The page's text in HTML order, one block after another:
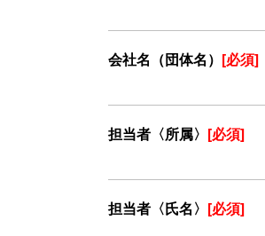
会社名（団体名） [必須]
担当者〈所属〉 [必須]
担当者〈氏名〉 [必須]